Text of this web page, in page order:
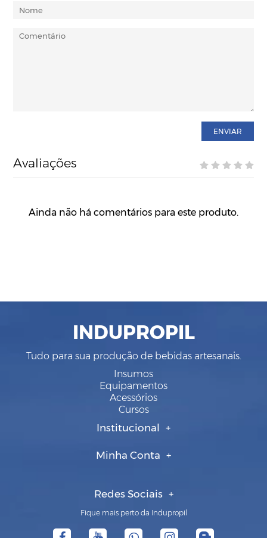
ENVIAR
Avaliações
Ainda não há comentários para este produto.
INDUPROPIL
Tudo para sua produção de bebidas artesanais.
Insumos
Equipamentos
Acessórios
Cursos
Institucional
Minha Conta
Redes Sociais
Fique mais perto da Indupropil